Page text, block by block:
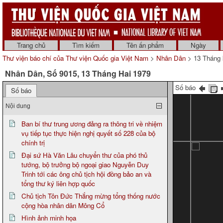
Trang chủ Tìm kiếm Tên ấn phẩm Ngày
Thư viện báo chí của Thư viện Quốc gia Việt Nam > Nhân Dân > 13 Tháng
Nhân Dân, Số 9015, 13 Tháng Hai 1979
Số báo
Nội dung
Ban bí thư trung ương đảng ra thông tri về nhiệm
vụ tiếp tục thực hiện nghị quyết số 228 của bộ
chính trị
Đại sứ Hà Văn Lâu chuyển thư của phó thủ
tướng, bộ trưởng bộ ngoại giao Nguyễn Duy
Trinh tới các ông chủ tịch hội đồng bảo an và
tổng thư ký liên hợp quốc
Chủ tịch Tôn Đức Thắng mừng tổng thống nước
cộng hòa nhân dân Mông Cổ
Hình ảnh minh họa
Số báo